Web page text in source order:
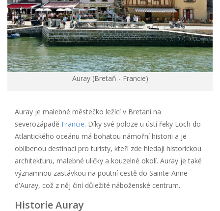
Auray (Bretaň - Francie)
Auray je malebné městečko ležící v Bretani na
severozápadě Francie. Díky své poloze u ústí řeky Loch do
Atlantického oceánu má bohatou námořní historii a je
oblíbenou destinací pro turisty, kteří zde hledají historickou
architekturu, malebné uličky a kouzelné okolí. Auray je také
významnou zastávkou na poutní cestě do Sainte-Anne-
d'Auray, což z něj činí důležité náboženské centrum.
Historie Auray